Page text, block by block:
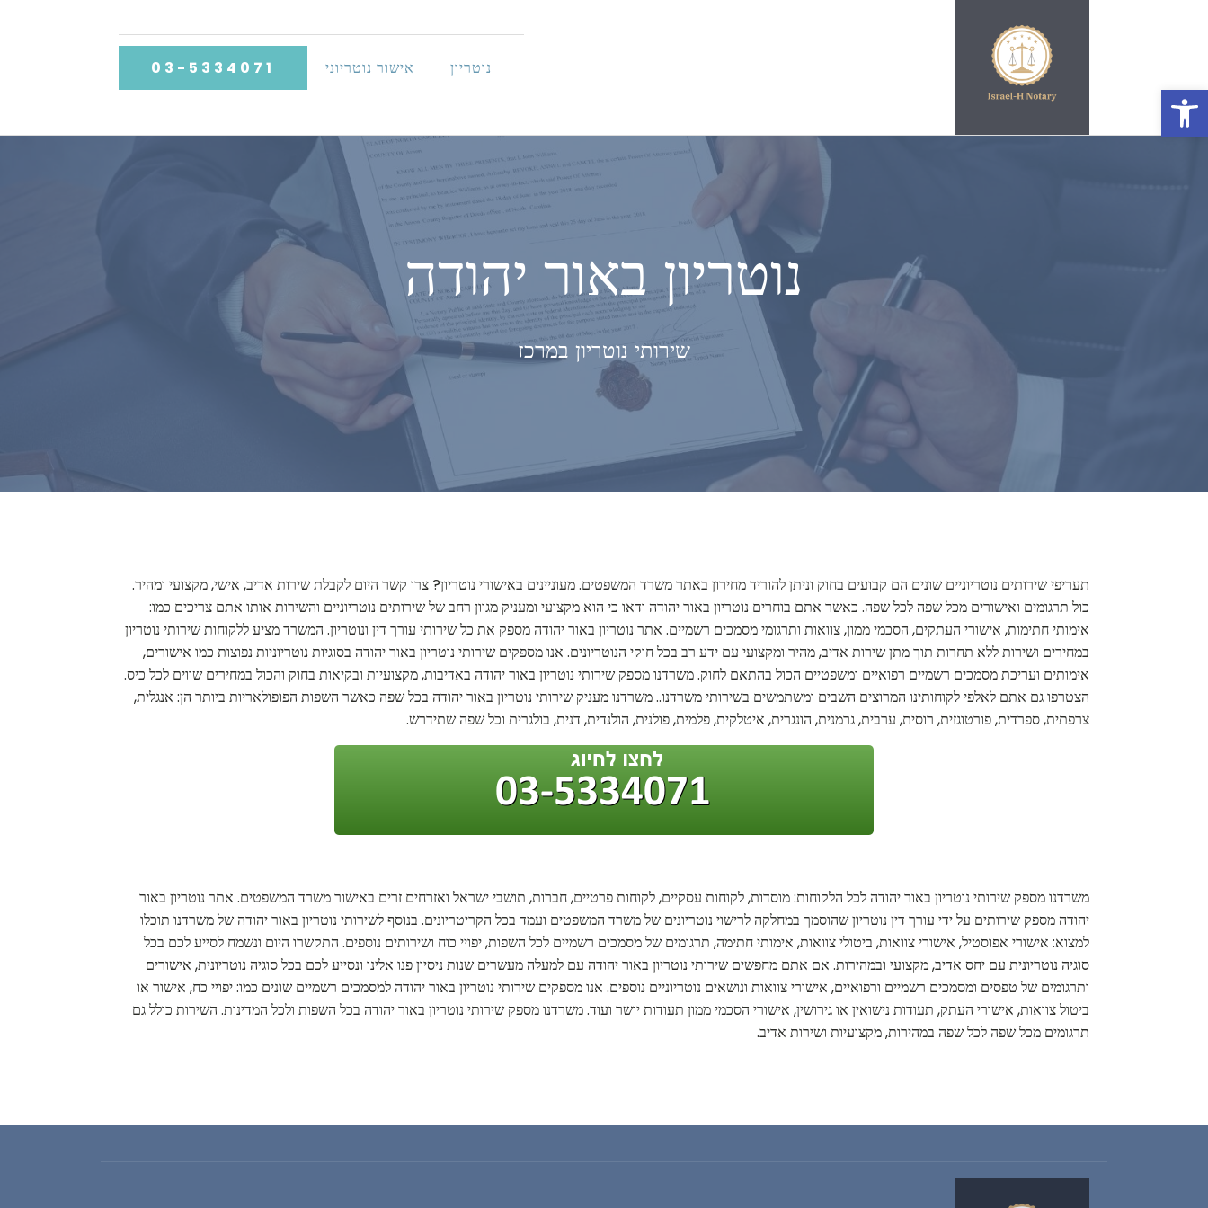
פתח סרגל נגישות
נוטריון אישור נוטריוני 03-5334071
נוטריון באור יהודה
שירותי נוטריון במרכז
תעריפי שירותים נוטריוניים שונים הם קבועים בחוק וניתן להוריד מחירון באתר משרד המשפטים. מעוניינים באישורי נוטריון? צרו קשר היום לקבלת שירות אדיב, אישי, מקצועי ומהיר.
כול תרגומים ואישורים מכל שפה לכל שפה. כאשר אתם בוחרים נוטריון באור יהודה ודאו כי הוא מקצועי ומעניק מגוון רחב של שירותים נוטריוניים והשירות אותו אתם צריכים כמו:
אימותי חתימות, אישורי העתקים, הסכמי ממון, צוואות ותרגומי מסמכים רשמיים. אתר נוטריון באור יהודה מספק את כל שירותי עורך דין ונוטריון. המשרד מציע ללקוחות שירותי נוטריון
במחירים ושירות ללא תחרות תוך מתן שירות אדיב, מהיר ומקצועי עם ידע רב בכל חוקי הנוטריונים. אנו מספקים שירותי נוטריון באור יהודה בסוגיות נוטריוניות נפוצות כמו אישורים,
אימותים ועריכת מסמכים רשמיים רפואיים ומשפטיים הכול בהתאם לחוק. משרדנו מספק שירותי נוטריון באור יהודה באדיבות, מקצועיות ובקיאות בחוק והכול במחירים שווים לכל כיס.
הצטרפו גם אתם לאלפי לקוחותינו המרוצים השבים ומשתמשים בשירותי משרדנו.. משרדנו מעניק שירותי נוטריון באור יהודה בכל שפה כאשר השפות הפופולאריות ביותר הן: אנגלית,
צרפתית, ספרדית, פורטוגזית, רוסית, ערבית, גרמנית, הונגרית, איטלקית, פלמית, פולנית, הולנדית, דנית, בולגרית וכל שפה שתידרש.
משרדנו מספק שירותי נוטריון באור יהודה לכל הלקוחות: מוסדות, לקוחות עסקיים, לקוחות פרטיים, חברות, תושבי ישראל ואזרחים זרים באישור משרד המשפטים. אתר נוטריון באור
יהודה מספק שירותים על ידי עורך דין נוטריון שהוסמך במחלקה לרישוי נוטריונים של משרד המשפטים ועמד בכל הקריטריונים. בנוסף לשירותי נוטריון באור יהודה של משרדנו תוכלו
למצוא: אישורי אפוסטיל, אישורי צוואות, ביטולי צוואות, אימותי חתימה, תרגומים של מסמכים רשמיים לכל השפות, יפויי כוח ושירותים נוספים. התקשרו היום ונשמח לסייע לכם בכל
סוגיה נוטריונית עם יחס אדיב, מקצועי ובמהירות. אם אתם מחפשים שירותי נוטריון באור יהודה עם למעלה מעשרים שנות ניסיון פנו אלינו ונסייע לכם בכל סוגיה נוטריונית, אישורים
ותרגומים של טפסים ומסמכים רשמיים ורפואיים, אישורי צוואות ונושאים נוטריוניים נוספים. אנו מספקים שירותי נוטריון באור יהודה למסמכים רשמיים שונים כמו: יפויי כח, אישור או
ביטול צוואות, אישורי העתק, תעודות נישואין או גירושין, אישורי הסכמי ממון תעודות יושר ועוד. משרדנו מספק שירותי נוטריון באור יהודה בכל השפות ולכל המדינות. השירות כולל גם
תרגומים מכל שפה לכל שפה במהירות, מקצועיות ושירות אדיב.